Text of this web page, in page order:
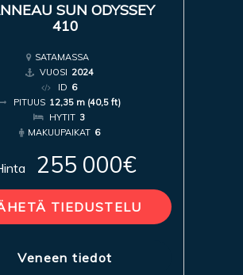
SUN ODYSSEY
410
SATAMASSA
VUOSI 2024
ID 6
PITUUS 12,35 m (40,5 ft)
HYTIT 3
MAKUUPAIKAT 6
255 000€
TIEDUSTELU
Veneen tiedot